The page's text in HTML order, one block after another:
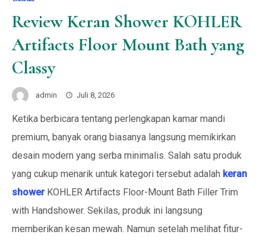
Review Keran Shower KOHLER
Artifacts Floor Mount Bath yang
Classy
admin Juli 8, 2026
Ketika berbicara tentang perlengkapan kamar mandi
premium, banyak orang biasanya langsung memikirkan
desain modern yang serba minimalis. Salah satu produk
yang cukup menarik untuk kategori tersebut adalah keran
showerKOHLER Artifacts Floor-Mount Bath Filler Trim
with Handshower. Sekilas, produk ini langsung
memberikan kesan mewah. Namun setelah melihat fitur-